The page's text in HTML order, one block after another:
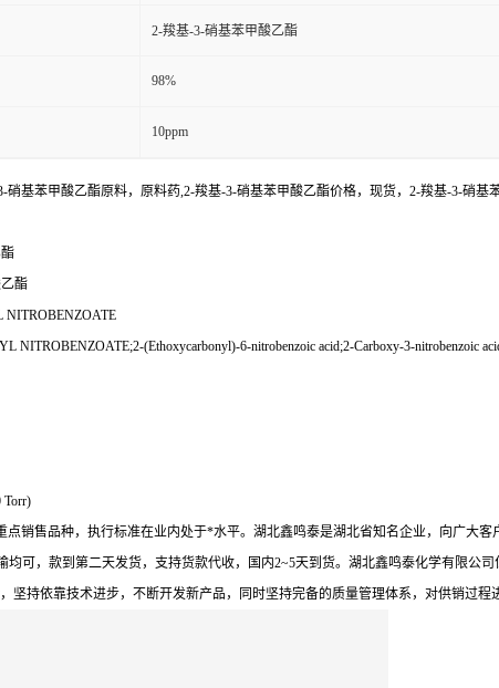
2-羧基-3-硝基苯甲酸乙酯
98%
10ppm
硝基苯甲酸乙酯原料，原料药,2-羧基-3-硝基苯甲酸乙酯价格，现货，2-羧基-3-硝
酯
NITROBENZOATE
NITROBENZOATE;2-(Ethoxycarbonyl)-6-nitrobenzoic acid;2-Carboxy-3-nitrobenzoic
Torr)
点销售品种，执行标准在业内处于*水平。湖北鑫鸣泰是湖北省知名企业，向广大
均可，款到第二天发货，支持货款代收，国内2~5天到货。湖北鑫鸣泰化学有限公
坚持依靠技术进步，不断开发新产品，同时坚持完备的质量管理体系，对供销过